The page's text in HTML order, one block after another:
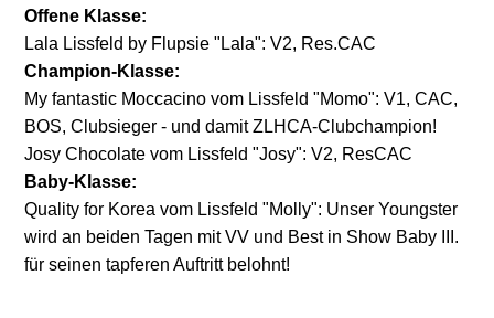
Offene Klasse:
Lala Lissfeld by Flupsie "Lala": V2, Res.CAC
Champion-Klasse:
My fantastic Moccacino vom Lissfeld "Momo": V1, CAC,
BOS, Clubsieger - und damit ZLHCA-Clubchampion!
Josy Chocolate vom Lissfeld "Josy": V2, ResCAC
Baby-Klasse:
Quality for Korea vom Lissfeld "Molly": Unser Youngster
wird an beiden Tagen mit VV und Best in Show Baby III.
für seinen tapferen Auftritt belohnt!